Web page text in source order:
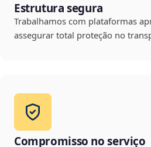
Estrutura segura
Trabalhamos com plataformas
assegurar total proteção no
Compromisso no serviço